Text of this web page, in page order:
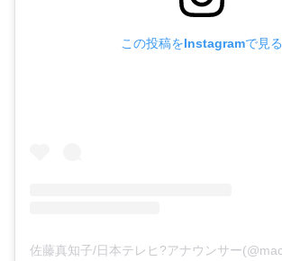
この投稿をInstagramで見る